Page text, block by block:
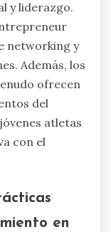
y liderazgo.
networking y
Además, los
ofrecen
del
atletas
con el
en